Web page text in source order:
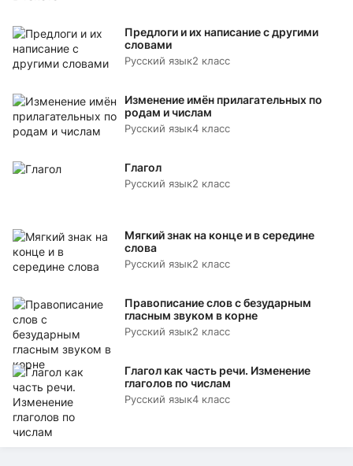
Предлоги и их написание с другими
словами
Русский язык2 класс
Изменение имён прилагательных по
родам и числам
Русский язык4 класс
Глагол
Русский язык2 класс
Мягкий знак на конце и в середине
слова
Русский язык2 класс
Правописание слов с безударным
гласным звуком в корне
Русский язык2 класс
Глагол как часть речи. Изменение
глаголов по числам
Русский язык4 класс